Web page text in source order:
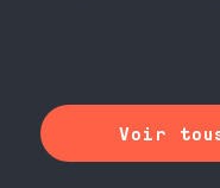
Voir
peuvent
sur les
inspections